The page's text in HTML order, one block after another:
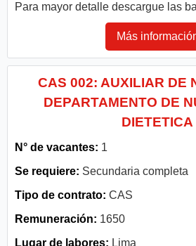
Para mayor detalle descargue las
Más
CAS 002: AUXILIAR DE
DEPARTAMENTO DE
DIETETICA
N° de vacantes: 1
Se requiere: Secundaria completa
Tipo de contrato: CAS
Remuneración: 1650
Lugar de labores: Lima